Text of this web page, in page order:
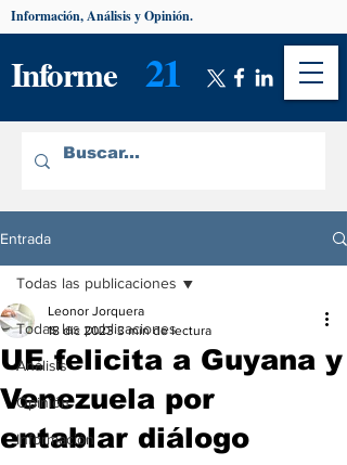
Informe 21
Información, Análisis y Opinión.
Entrada
Todas las publicaciones
Análisis
Opinión
Información
Todas las publicaciones
UE felicita a Guyana y
Venezuela por
entablar diálogo
Leonor Jorquera
18 dic 2023 3 min de lectura